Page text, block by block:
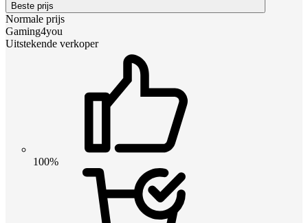
Beste prijs
Normale prijs
Gaming4you
Uitstekende verkoper
100%